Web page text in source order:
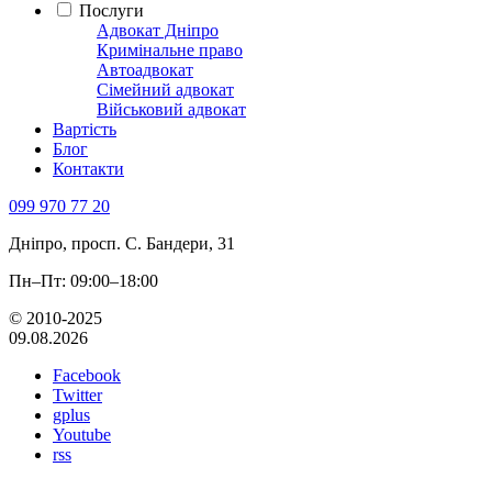
Послуги
Адвокат Дніпро
Кримінальне право
Автоадвокат
Сімейний адвокат
Військовий адвокат
Вартість
Блог
Контакти
099 970 77 20
Дніпро, просп. С. Бандери, 31
Пн–Пт: 09:00–18:00
© 2010-2025
09.08.2026
Facebook
Twitter
gplus
Youtube
rss